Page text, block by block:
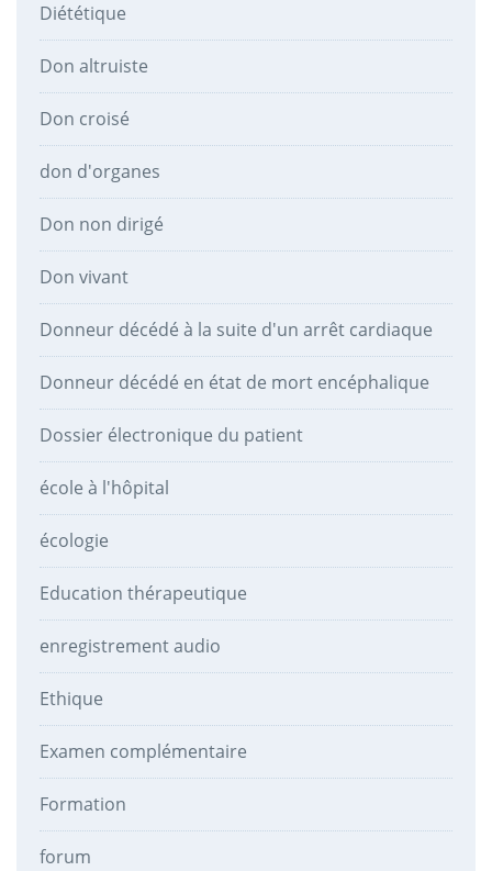
Diététique
Don altruiste
Don croisé
don d'organes
Don non dirigé
Don vivant
Donneur décédé à la suite d'un arrêt cardiaque
Donneur décédé en état de mort encéphalique
Dossier électronique du patient
école à l'hôpital
écologie
Education thérapeutique
enregistrement audio
Ethique
Examen complémentaire
Formation
forum